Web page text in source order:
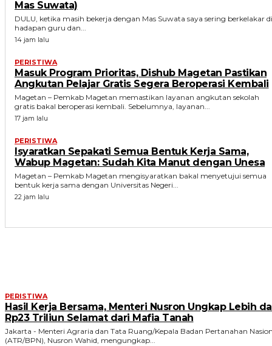
Mas Suwata)
DULU, ketika masih bekerja dengan Mas Suwata saya sering berkelakar di
hadapan guru dan...
14 jam lalu
PERISTIWA
Masuk Program Prioritas, Dishub Magetan Pastikan
Angkutan Pelajar Gratis Segera Beroperasi Kembali
Magetan – Pemkab Magetan memastikan layanan angkutan sekolah
gratis bakal beroperasi kembali. Sebelumnya, layanan...
17 jam lalu
PERISTIWA
Isyaratkan Sepakati Semua Bentuk Kerja Sama,
Wabup Magetan: Sudah Kita Manut dengan Unesa
Magetan – Pemkab Magetan mengisyaratkan bakal menyetujui semua
bentuk kerja sama dengan Universitas Negeri...
22 jam lalu
PERISTIWA
Hasil Kerja Bersama, Menteri Nusron Ungkap Lebih
Rp23 Triliun Selamat dari Mafia Tanah
Jakarta - Menteri Agraria dan Tata Ruang/Kepala Badan Pertanahan
(ATR/BPN), Nusron Wahid, mengungkap...